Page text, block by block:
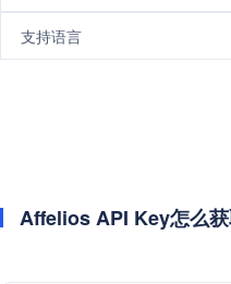
支持语言
Affelios API Key怎么获